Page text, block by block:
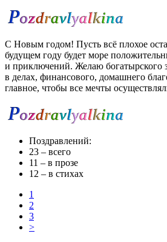
С Новым годом! Пусть всё плохое
будущем году будет море
и приключений. Желаю богатырского
в делах, финансового, домашнего
главное, чтобы все мечты
Поздравлений:
23 – всего
11 – в прозе
12 – в стихах
1
2
3
>